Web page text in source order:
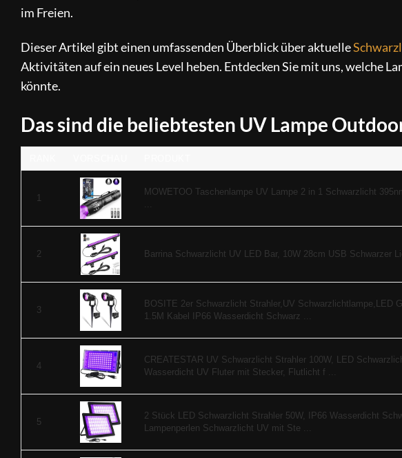
im Freien.
Dieser Artikel gibt einen umfassenden Überblick über aktuelle
Aktivitäten auf ein neues Level heben. Entdecken Sie mit uns, welche
könnte.
Das sind die beliebtesten UV Lampe
1
MOWETOO Taschenlampe UV Lampe 2 in 1 Schwarzlicht
...
2 Barrina Schwarzlicht UV LED Bar, 10W 28cm USB Schwarzer
3
BOSITE 2er Schwarzlicht Strahler,UV Schwarzlichtlampe,LED
1.5M Kabel IP66 Wasserdicht Schwarz ...
4
CREATESTAR UV Schwarzlicht Strahler 100W, LED
Wasserdicht UV Fluter mit Stecker, Flutlicht f ...
5
2 Stück LED Schwarzlicht Strahler 50W, IP66 Wasserdicht
Lampenperlen Schwarzlicht UV mit Ste ...